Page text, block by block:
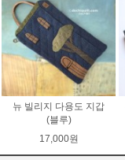
뉴 빌리지 다용도 지갑
(블루)
17,000원